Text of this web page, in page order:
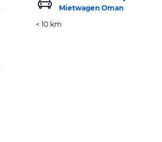
Mietwagen Oman
< 10 km